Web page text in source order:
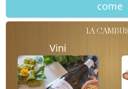
come
LA
Vini